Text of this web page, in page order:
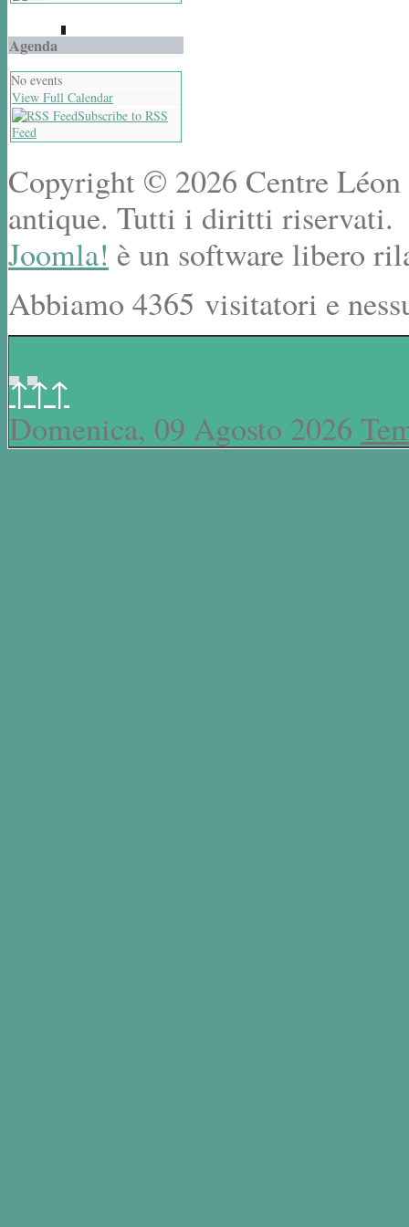
Agenda
No events
View Full Calendar
Subscribe to RSS
Feed
Copyright © 2026 Centre Léon
antique. Tutti i diritti riservati.
Joomla! è un software libero
Abbiamo 4365 visitatori e
↑↑↑
Domenica, 09 Agosto 2026